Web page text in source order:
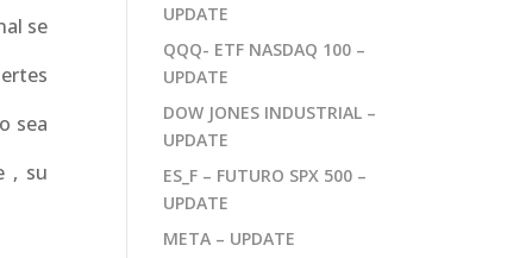
se
sea
, su
UPDATE
QQQ- ETF NASDAQ 100 –
UPDATE
DOW JONES INDUSTRIAL –
UPDATE
ES_F – FUTURO SPX 500 –
UPDATE
META – UPDATE